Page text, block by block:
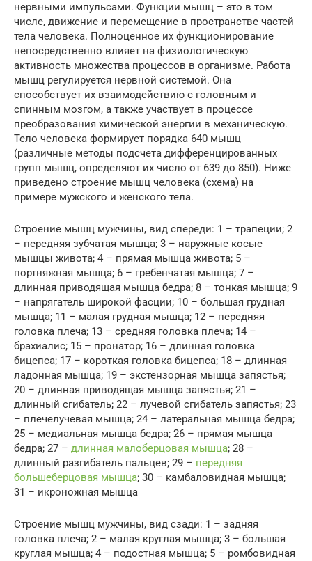
нервными импульсами. Функции мышц – это в том
числе, движение и перемещение в пространстве частей
тела человека. Полноценное их функционирование
непосредственно влияет на физиологическую
активность множества процессов в организме. Работа
мышц регулируется нервной системой. Она
способствует их взаимодействию с головным и
спинным мозгом, а также участвует в процессе
преобразования химической энергии в механическую.
Тело человека формирует порядка 640 мышц
(различные методы подсчета дифференцированных
групп мышц, определяют их число от 639 до 850). Ниже
приведено строение мышц человека (схема) на
примере мужского и женского тела.
Строение мышц мужчины, вид спереди: 1 – трапеции; 2
– передняя зубчатая мышца; 3 – наружные косые
мышцы живота; 4 – прямая мышца живота; 5 –
портняжная мышца; 6 – гребенчатая мышца; 7 –
длинная приводящая мышца бедра; 8 – тонкая мышца; 9
– напрягатель широкой фасции; 10 – большая грудная
мышца; 11 – малая грудная мышца; 12 – передняя
головка плеча; 13 – средняя головка плеча; 14 –
брахиалис; 15 – пронатор; 16 – длинная головка
бицепса; 17 – короткая головка бицепса; 18 – длинная
ладонная мышца; 19 – экстензорная мышца запястья;
20 – длинная приводящая мышца запястья; 21 –
длинный сгибатель; 22 – лучевой сгибатель запястья; 23
– плечелучевая мышца; 24 – латеральная мышца бедра;
25 – медиальная мышца бедра; 26 – прямая мышца
бедра; 27 – длинная малоберцовая мышца; 28 –
длинный разгибатель пальцев; 29 – передняя
большеберцовая мышца; 30 – камбаловидная мышца;
31 – икроножная мышца
Строение мышц мужчины, вид сзади: 1 – задняя
головка плеча; 2 – малая круглая мышца; 3 – большая
круглая мышца; 4 – подостная мышца; 5 – ромбовидная